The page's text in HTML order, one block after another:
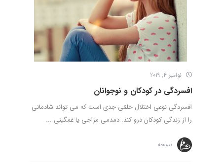
نوامبر 4, 2019
افسردگی در کودکان و نوجوانان
افسردگی نوعی اختلال خلقی جدی است که می تواند شادمانی
را از زندگی کودکان درو کند. دمدمی مزاجی یا غمگینی ...
نسخه